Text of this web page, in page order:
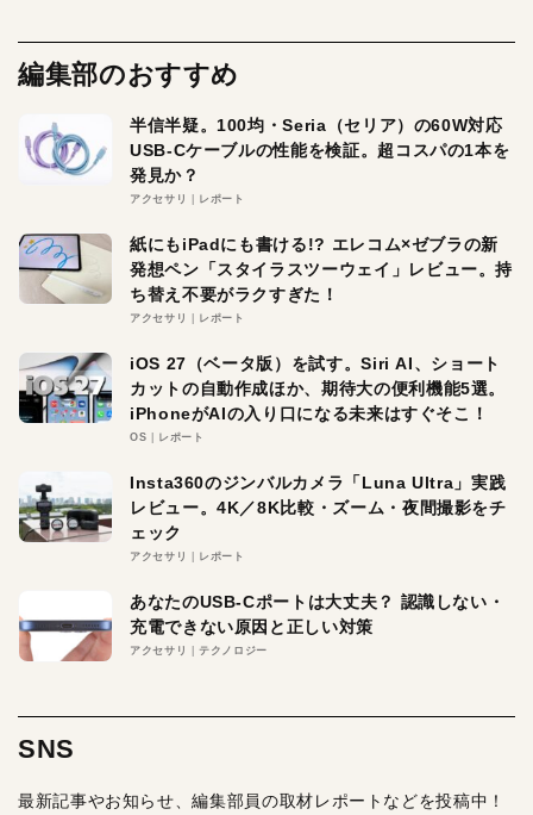
編集部のおすすめ
半信半疑。100均・Seria（セリア）の60W対応
USB-Cケーブルの性能を検証。超コスパの1本を
発見か？
アクセサリ レポート
紙にもiPadにも書ける!? エレコム×ゼブラの新
発想ペン「スタイラスツーウェイ」レビュー。持
ち替え不要がラクすぎた！
アクセサリ レポート
iOS 27（ベータ版）を試す。Siri AI、ショート
カットの自動作成ほか、期待大の便利機能5選。
iPhoneがAIの入り口になる未来はすぐそこ！
OS レポート
Insta360のジンバルカメラ「Luna Ultra」実践
レビュー。4K／8K比較・ズーム・夜間撮影をチ
ェック
アクセサリ レポート
あなたのUSB-Cポートは大丈夫？ 認識しない・
充電できない原因と正しい対策
アクセサリ テクノロジー
SNS
最新記事やお知らせ、編集部員の取材レポートなどを投稿中！